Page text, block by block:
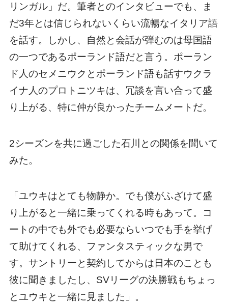
リンガル」だ。筆者とのインタビューでも、ま
だ3年とは信じられないくらい流暢なイタリア語
を話す。しかし、自然と会話が弾むのは母国語
の一つであるポーランド語だと言う。ポーラン
ド人のセメニウクとポーランド語も話すウクラ
イナ人のプロトニツキは、冗談を言い合って盛
り上がる、特に仲が良かったチームメートだ。
2シーズンを共に過ごした石川との関係を聞いて
みた。
「ユウキはとても物静か。でも僕がふざけて盛
り上がると一緒に乗ってくれる時もあって。コ
ートの中でも外でも必要ならいつでも手を挙げ
て助けてくれる、ファンタスティックな男で
す。サントリーと契約してからは日本のことも
彼に聞きましたし、SVリーグの決勝戦もちょっ
とユウキと一緒に見ました」。